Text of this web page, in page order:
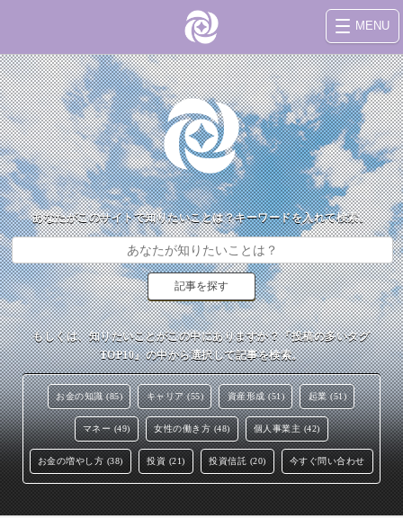
MENU
あなたがこのサイトで知りたいことは？キーワードを入れて検索。
もしくは、知りたいことがこの中にありますか？『投稿の多いタグ
TOP10』の中から選択して記事を検索。
お金の知識 (85) キャリア (55) 資産形成 (51) 起業 (51)
マネー (49) 女性の働き方 (48) 個人事業主 (42)
お金の増やし方 (38) 投資 (21) 投資信託 (20) 今すぐ問い合わせ